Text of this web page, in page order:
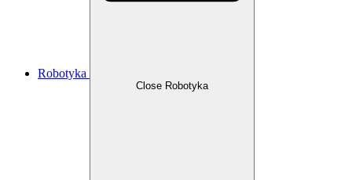
Robotyka
Close Robotyka